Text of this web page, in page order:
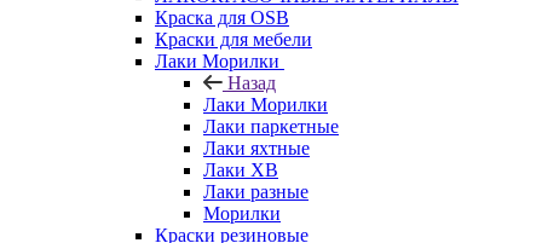
Краска для OSB
Краски для мебели
Лаки Морилки
Назад
Лаки Морилки
Лаки паркетные
Лаки яхтные
Лаки ХВ
Лаки разные
Морилки
Краски резиновые